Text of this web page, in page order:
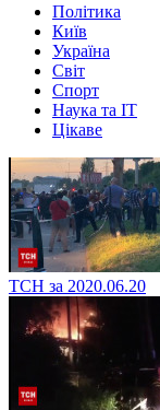
Політика
Київ
Україна
Світ
Спорт
Наука та IT
Цікаве
ТСН за 2020.06.20